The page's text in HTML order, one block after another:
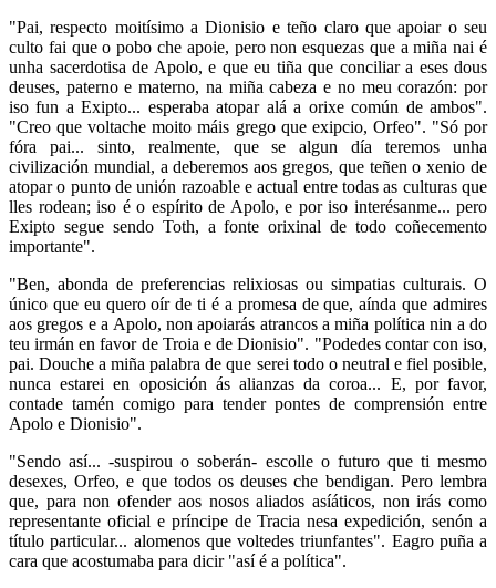
"Pai, respecto moitísimo a Dionisio e teño claro que apoiar o seu
culto fai que o pobo che apoie, pero non esquezas que a miña nai é
unha sacerdotisa de Apolo, e que eu tiña que conciliar a eses dous
deuses, paterno e materno, na miña cabeza e no meu corazón: por
iso fun a Exipto... esperaba atopar alá a orixe común de ambos".
"Creo que voltache moito máis grego que exipcio, Orfeo". "Só por
fóra pai... sinto, realmente, que se algun día teremos unha
civilización mundial, a deberemos aos gregos, que teñen o xenio de
atopar o punto de unión razoable e actual entre todas as culturas que
lles rodean; iso é o espírito de Apolo, e por iso interésanme... pero
Exipto segue sendo Toth, a fonte orixinal de todo coñecemento
importante".
"Ben, abonda de preferencias relixiosas ou simpatias culturais. O
único que eu quero oír de ti é a promesa de que, aínda que admires
aos gregos e a Apolo, non apoiarás atrancos a miña política nin a do
teu irmán en favor de Troia e de Dionisio". "Podedes contar con iso,
pai. Douche a miña palabra de que serei todo o neutral e fiel posible,
nunca estarei en oposición ás alianzas da coroa... E, por favor,
contade tamén comigo para tender pontes de comprensión entre
Apolo e Dionisio".
"Sendo así... -suspirou o soberán- escolle o futuro que ti mesmo
desexes, Orfeo, e que todos os deuses che bendigan. Pero lembra
que, para non ofender aos nosos aliados asíáticos, non irás como
representante oficial e príncipe de Tracia nesa expedición, senón a
título particular... alomenos que voltedes triunfantes". Eagro puña a
cara que acostumaba para dicir "así é a política".